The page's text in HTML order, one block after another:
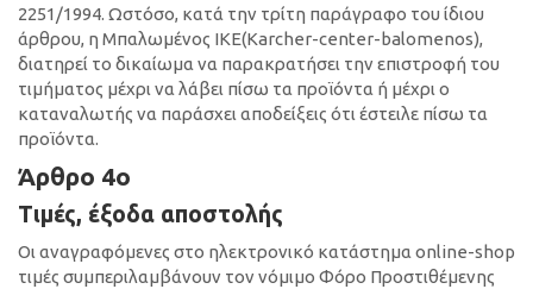
2251/1994. Ωστόσο, κατά την τρίτη παράγραφο του ίδιου
άρθρου, η Μπαλωμένος ΙΚΕ(Κarcher-center-balomenos),
διατηρεί το δικαίωμα να παρακρατήσει την επιστροφή του
τιμήματος μέχρι να λάβει πίσω τα προϊόντα ή μέχρι ο
καταναλωτής να παράσχει αποδείξεις ότι έστειλε πίσω τα
προϊόντα.
Άρθρο 4ο
Τιμές, έξοδα αποστολής
Οι αναγραφόμενες στο ηλεκτρονικό κατάστημα online-shop
τιμές συμπεριλαμβάνουν τον νόμιμο Φόρο Προστιθέμενης